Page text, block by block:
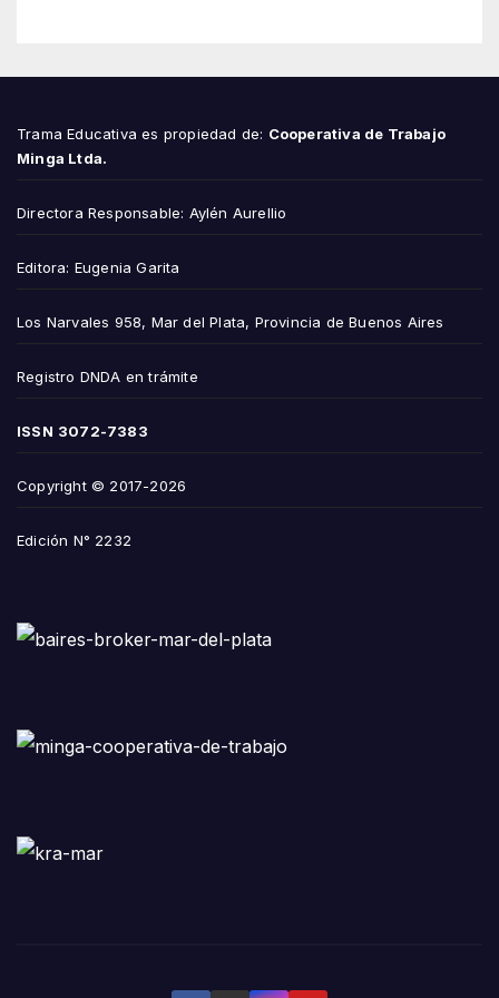
Trama Educativa es propiedad de: Cooperativa de Trabajo
Minga Ltda.
Directora Responsable: Aylén Aurellio
Editora: Eugenia Garita
Los Narvales 958, Mar del Plata, Provincia de Buenos Aires
Registro DNDA en trámite
ISSN 3072-7383
Copyright © 2017-2026
Edición N° 2232